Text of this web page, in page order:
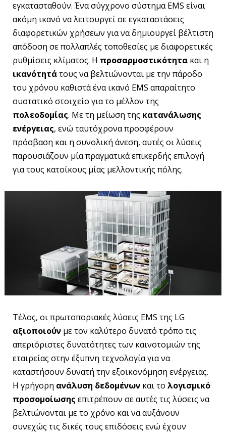
εγκατασταθούν. Ένα σύγχρονο σύστημα EMS είναι
ακόμη ικανό να λειτουργεί σε εγκαταστάσεις
διαφορετικών χρήσεων για να δημιουργεί βέλτιστη
απόδοση σε πολλαπλές τοποθεσίες με διαφορετικές
ρυθμίσεις κλίματος. Η προσαρμοστικότητα και η
ικανότητάτους να βελτιώνονται με την πάροδο
του χρόνου καθιστά ένα ικανό EMS απαραίτητο
συστατικό στοιχείο για το μέλλον της
πολεοδομίας. Με τη μείωση της κατανάλωσης
ενέργειας, ενώ ταυτόχρονα προσφέρουν
πρόσβαση και η συνολική άνεση, αυτές οι λύσεις
παρουσιάζουν μία πραγματικά επικερδής επιλογή
για τους κατοίκους μίας μελλοντικής πόλης.
Τέλος, οι πρωτοποριακές λύσεις EMS της LG
αξιοποιούν με τον καλύτερο δυνατό τρόπο τις
απεριόριστες δυνατότητες των καινοτομιών της
εταιρείας στην έξυπνη τεχνολογία για να
καταστήσουν δυνατή την εξοικονόμηση ενέργειας.
Η γρήγορη ανάλυση δεδομένων και το λογισμικό
προσομοίωσης επιτρέπουν σε αυτές τις λύσεις να
βελτιώνονται με το χρόνο και να αυξάνουν
συνεχώς τις δικές τους επιδόσεις ενώ έχουν